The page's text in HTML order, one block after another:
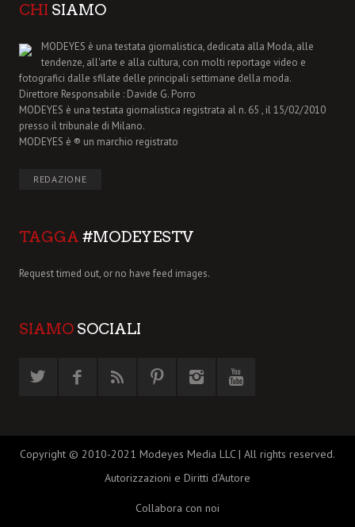
CHI SIAMO
MODEYES è una testata giornalistica, dedicata alla Moda, alle
tendenze, all'arte e alla cultura, con molti reportage video e
fotografici dalle sfilate delle principali settimane della moda.
Direttore Responsabile : Davide G. Porro
MODEYES è una testata giornalistica registrata al n. 65 , il 15/02/2010
presso il tribunale di Milano.
MODEYES è ® un marchio registrato
REDAZIONE
TAGGA #MODEYESTV
Request timed out, or no have feed images.
SIAMO SOCIALI
Copyright © 2010-2021 Modeyes Media LLC | All rights reserved.
Autorizzazioni e Diritti d’Autore
Collabora con noi